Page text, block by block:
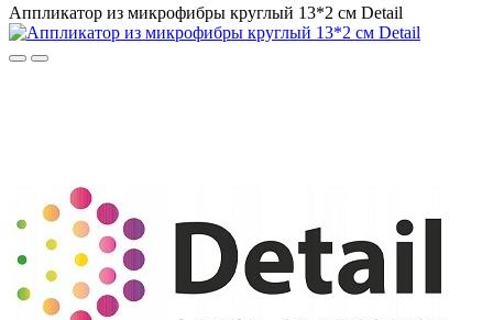
Аппликатор из микрофибры круглый 13*2 см Detail